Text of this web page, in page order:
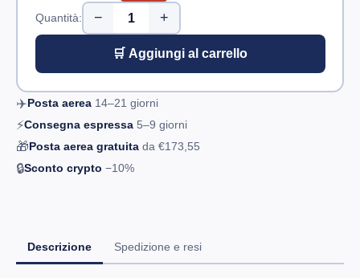
Quantità: − +
🛒 Aggiungi al carrello
✈️Posta aerea 14–21 giorni
⚡Consegna espressa 5–9 giorni
🎁Posta aerea gratuita da €173,55
🔒Sconto crypto −10%
Descrizione Spedizione e resi